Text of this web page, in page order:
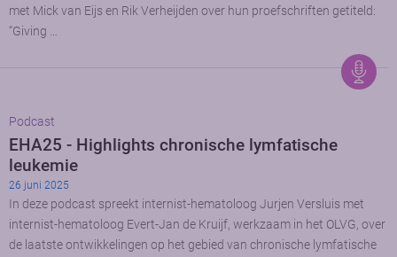
met Mick van Eijs en Rik Verheijden over hun proefschriften getiteld:
“Giving …
Podcast
EHA25 - Highlights chronische lymfatische
leukemie
26 juni 2025
In deze podcast spreekt internist-hematoloog Jurjen Versluis met
internist-hematoloog Evert-Jan de Kruijf, werkzaam in het OLVG, over
de laatste ontwikkelingen op het gebied van chronische lymfatische